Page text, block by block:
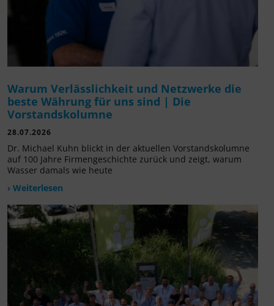
Warum Verlässlichkeit und Netzwerke die
beste Währung für uns sind | Die
Vorstandskolumne
28.07.2026
Dr. Michael Kuhn blickt in der aktuellen Vorstandskolumne
auf 100 Jahre Firmengeschichte zurück und zeigt, warum
Wasser damals wie heute
› Weiterlesen